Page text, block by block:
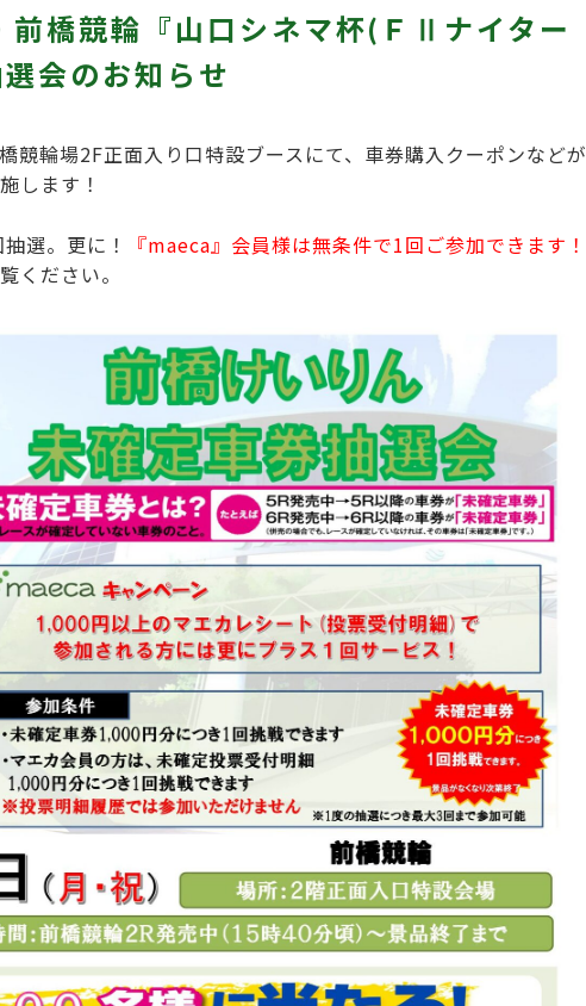
橋競輪『山口シネマ杯(ＦⅡナイター
会のお知らせ
競輪場2F正面入り口特設ブースにて、車券購入クーポンなどが
します！
選。更に！
『maeca』会員様は無条件で1回ご参加できます！
ください。